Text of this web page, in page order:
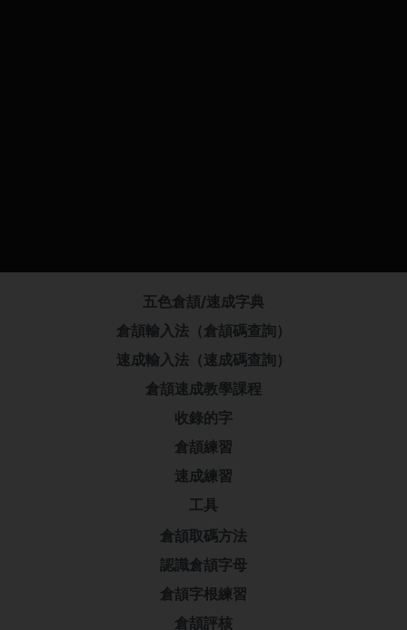
五色倉頡/速成字典
倉頡輸入法（倉頡碼查詢）
速成輸入法（速成碼查詢）
倉頡速成教學課程
收錄的字
倉頡練習
速成練習
工具
倉頡取碼方法
認識倉頡字母
倉頡字根練習
倉頡評核